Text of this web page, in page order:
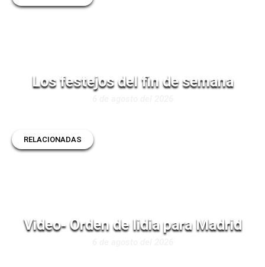
Los festejos del fin de semana
RELACIONADAS
Video- Orden de lidia para Madrid